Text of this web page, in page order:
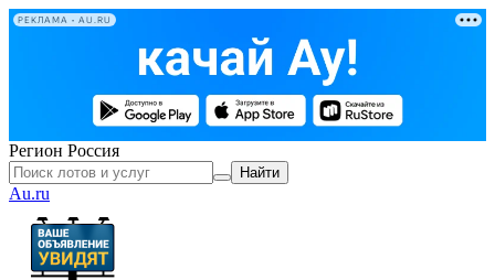
РЕКЛАМА • AU.RU
Регион Россия
Найти
Au.ru